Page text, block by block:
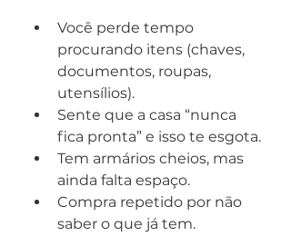
Você perde tempo
procurando itens (chaves,
documentos, roupas,
utensílios).
Sente que a casa “nunca
fica pronta” e isso te esgota.
Tem armários cheios, mas
ainda falta espaço.
Compra repetido por não
saber o que já tem.